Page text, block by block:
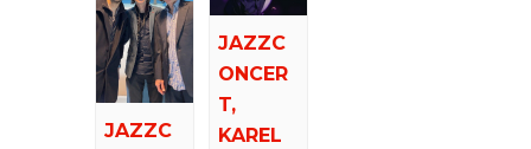
JAZZC
JAZZC
ONCER
T,
KAREL